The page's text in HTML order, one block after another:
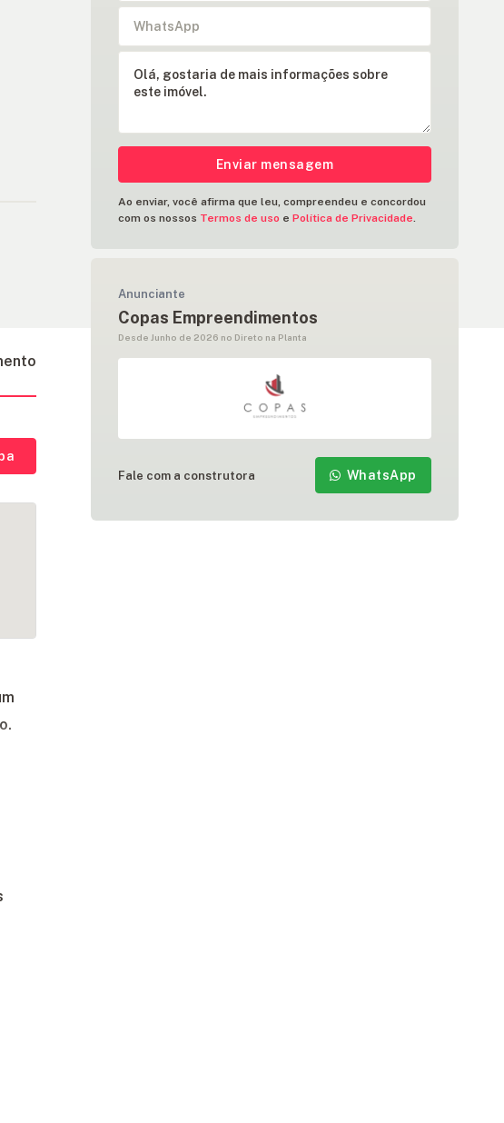
Enviar mensagem
Ao enviar, você afirma que leu, compreendeu e concordou
com os nossos Termos de uso ePolítica de Privacidade.
Anunciante
Copas Empreendimentos
Desde Junho de 2026 no Direto na Planta
Fale com a construtora WhatsApp